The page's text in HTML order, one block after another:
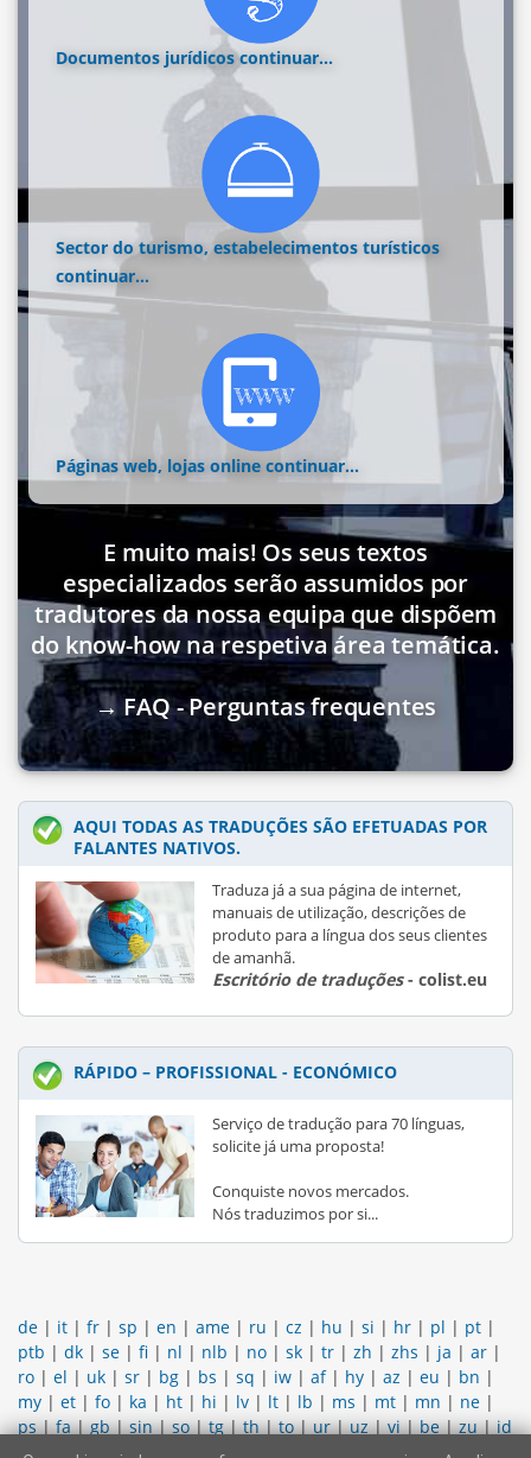
Documentos jurídicos continuar...
Sector do turismo, estabelecimentos turísticos
continuar...
Páginas web, lojas online continuar...
E muito mais! Os seus textos
especializados serão assumidos por
tradutores da nossa equipa que dispõem
do know-how na respetiva área temática.
→ FAQ - Perguntas frequentes
AQUI TODAS AS TRADUÇÕES SÃO EFETUADAS POR
FALANTES NATIVOS.
Traduza já a sua página de internet,
manuais de utilização, descrições de
produto para a língua dos seus clientes
de amanhã.
Escritório de traduções- colist.eu
RÁPIDO – PROFISSIONAL - ECONÓMICO
Serviço de tradução para 70 línguas,
solicite já uma proposta!
Conquiste novos mercados.
Nós traduzimos por si...
de | it | fr | sp | en | ame | ru | cz | hu | si | hr | pl | pt |
ptb | dk | se | fi | nl | nlb | no | sk | tr | zh | zhs | ja | ar |
ro | el | uk | sr | bg | bs | sq | iw | af| hy | az | eu | bn |
my | et | fo | ka | ht | hi | lv | lt | lb | ms | mt | mn | ne |
ps|fa|gb|sin|so|tg|th|to|ur|uz|vi|be|zu|id
|